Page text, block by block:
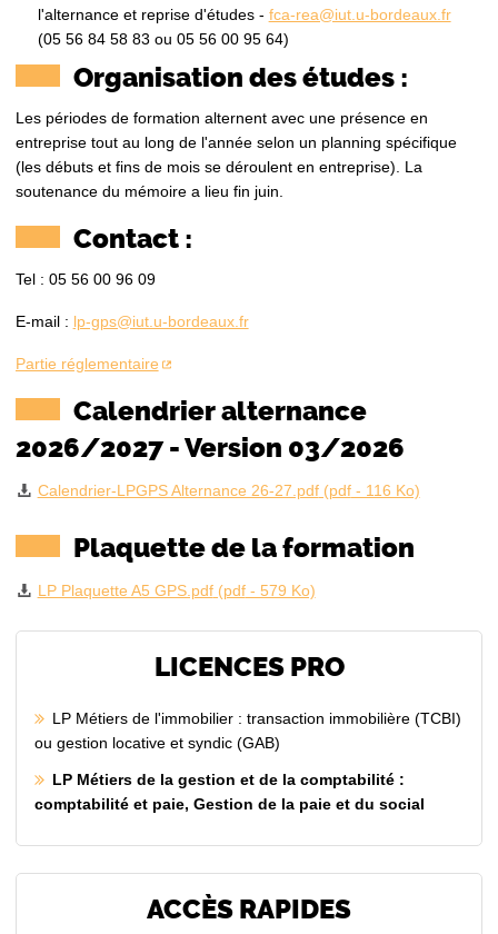
l'alternance et reprise d'études - fca-rea@iut.u-bordeaux.fr
(05 56 84 58 83 ou 05 56 00 95 64)
Organisation des études :
Les périodes de formation alternent avec une présence en
entreprise tout au long de l'année selon un planning spécifique
(les débuts et fins de mois se déroulent en entreprise). La
soutenance du mémoire a lieu fin juin.
Contact :
Tel : 05 56 00 96 09
E-mail : lp-gps@iut.u-bordeaux.fr
Partie réglementaire
Calendrier alternance
2026/2027 - Version 03/2026
Calendrier-LPGPS Alternance 26-27.pdf(pdf- 116 Ko)
Plaquette de la formation
LP Plaquette A5 GPS.pdf(pdf- 579 Ko)
LICENCES PRO
LP Métiers de l'immobilier : transaction immobilière (TCBI)
ou gestion locative et syndic (GAB)
LP Métiers de la gestion et de la comptabilité :
comptabilité et paie, Gestion de la paie et du social
ACCÈS RAPIDES